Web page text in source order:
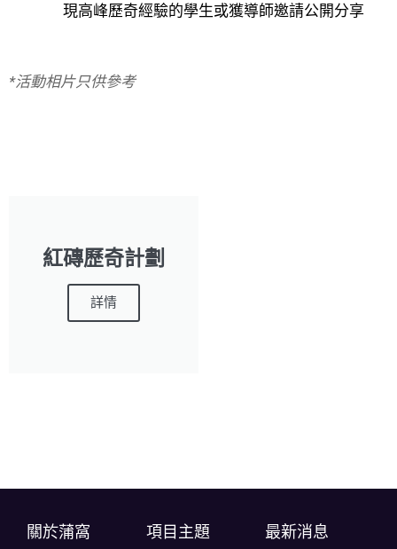
現高峰歷奇經驗的學生或獲導師邀請公開分享
*活動相片只供參考
紅磚歷奇計劃
詳情
關於蒲窩​ 項目主題 最新消息